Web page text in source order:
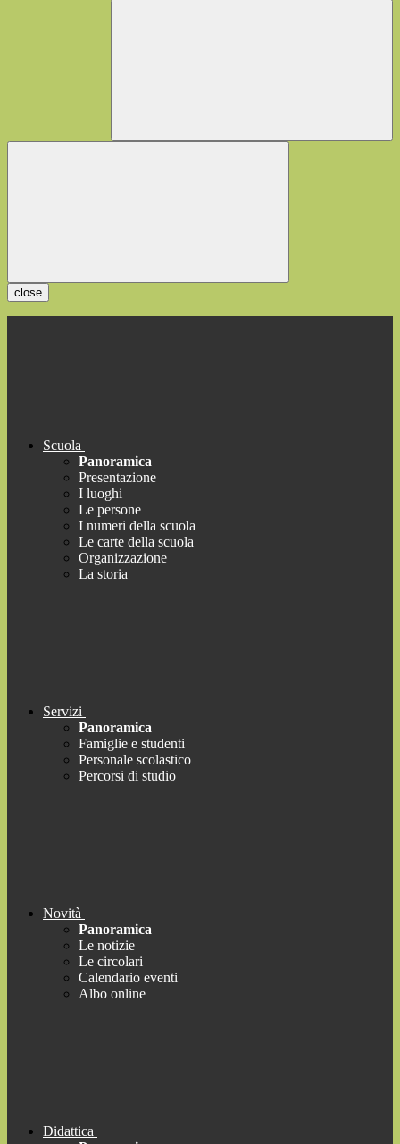
close
Scuola
Panoramica
Presentazione
I luoghi
Le persone
I numeri della scuola
Le carte della scuola
Organizzazione
La storia
Servizi
Panoramica
Famiglie e studenti
Personale scolastico
Percorsi di studio
Novità
Panoramica
Le notizie
Le circolari
Calendario eventi
Albo online
Didattica